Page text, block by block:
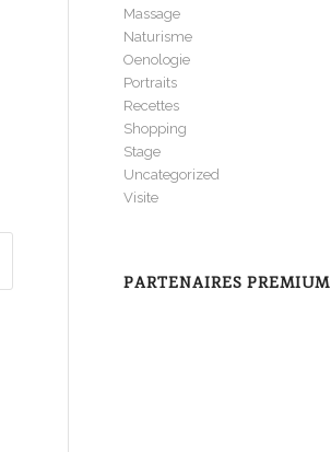
Massage
Naturisme
Oenologie
Portraits
Recettes
Shopping
Stage
Uncategorized
Visite
PARTENAIRES PREMIUM